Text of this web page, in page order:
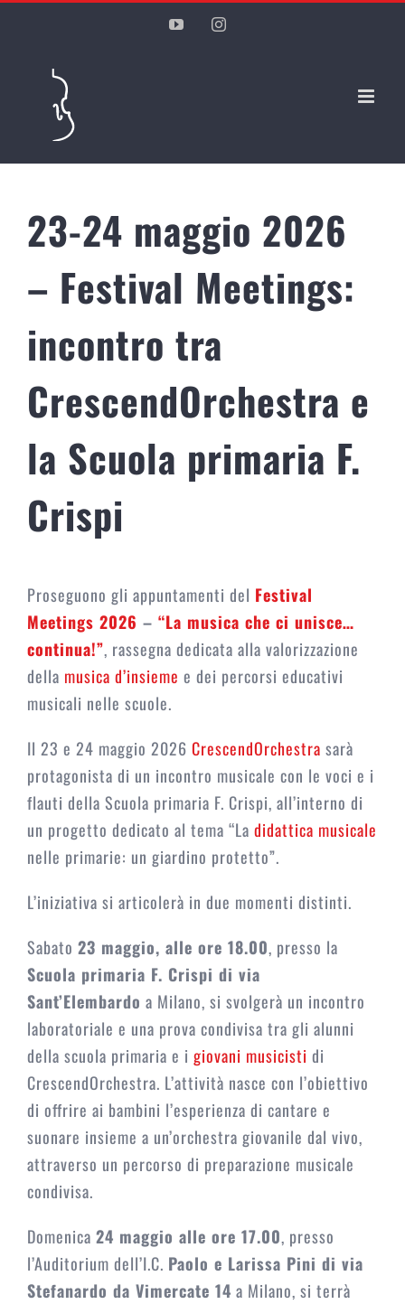
contenuto
YouTube
23-24 maggio 2026
– Festival Meetings:
incontro tra
CrescendOrchestra e
la Scuola primaria F.
Crispi
Proseguono gli appuntamenti del Festival
Meetings 2026 – “La musica che ci unisce…
continua!”, rassegna dedicata alla valorizzazione
della musica d’insieme e dei percorsi educativi
musicali nelle scuole.
Il 23 e 24 maggio 2026 CrescendOrchestra sarà
protagonista di un incontro musicale con le voci e i
flauti della Scuola primaria F. Crispi, all’interno di
un progetto dedicato al tema “La didattica musicale
nelle primarie: un giardino protetto”.
L’iniziativa si articolerà in due momenti distinti.
Sabato 23 maggio, alle ore 18.00, presso la
Scuola primaria F. Crispi di via
Sant’Elembardo a Milano, si svolgerà un incontro
laboratoriale e una prova condivisa tra gli alunni
della scuola primaria e i giovani musicisti di
CrescendOrchestra. L’attività nasce con l’obiettivo
di offrire ai bambini l’esperienza di cantare e
suonare insieme a un’orchestra giovanile dal vivo,
attraverso un percorso di preparazione musicale
condivisa.
Domenica 24 maggio alle ore 17.00, presso
l’Auditorium dell’I.C. Paolo e Larissa Pini di via
Stefanardo da Vimercate 14 a Milano, si terrà